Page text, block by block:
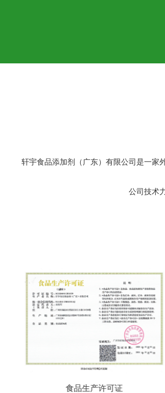
轩宇食品添加剂（广东）有限公司是一家
公司技术
质量管理体系认证证书